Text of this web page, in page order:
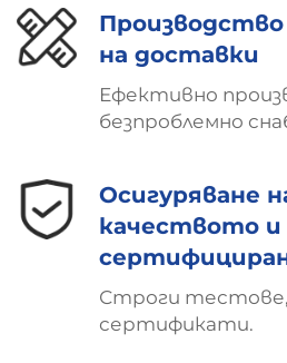
Производство
на доставки
Ефективно
безпроблемно
Осигуряване
качеството и
Строги тестове,
сертификати.